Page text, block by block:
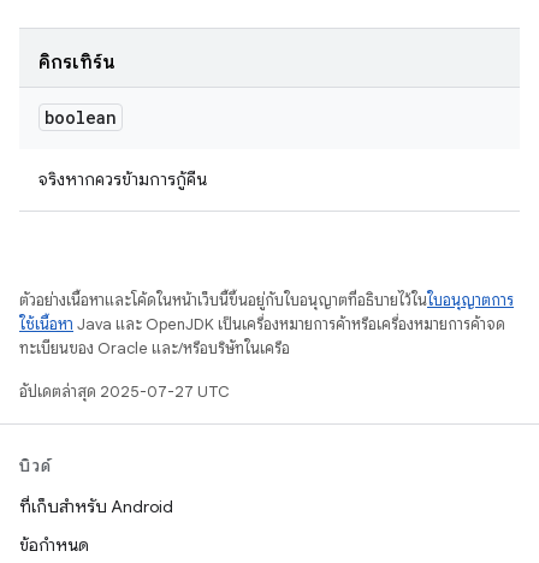
คิกรีเทิร์น
boolean
จริงหากควรข้ามการกู้คืน
ตัวอย่างเนื้อหาและโค้ดในหน้าเว็บนี้ขึ้นอยู่กับใบอนุญาตที่อธิบายไว้ในใบอนุญาตการ
ใช้เนื้อหา Java และ OpenJDK เป็นเครื่องหมายการค้าหรือเครื่องหมายการค้าจด
ทะเบียนของ Oracle และ/หรือบริษัทในเครือ
อัปเดตล่าสุด 2025-07-27 UTC
บิวด์
ที่เก็บสำหรับ Android
ข้อกำหนด